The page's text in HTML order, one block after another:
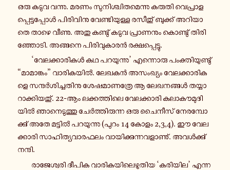
ഒരു കടുവ വന്നു. മരണം സു​നി​ശ്ചി​ത​മെ​ന്നു കരുതി വെ​പ്രാ​ള​
പ്പെ​ട്ട​പ്പോൾ പി​രി​വി​നു വേ​ണ്ടി​യു​ള്ള രസീ​തു് ബു​ക്ക് അറി​യാ​
തെ താഴെ വീണു. അതു കണ്ടു് കടുവ പ്രാ​ണ​നും കൊ​ണ്ടു് തി​രി​
ഞ്ഞോ​ടി. അങ്ങ​നെ പി​രി​വു​കാ​രൻ രക്ഷ​പ്പെ​ട്ടു.
‘വേ​ല​ക്കാ​രി​കൾ കഥ പറ​യു​ന്നു’ എന്നൊ​രു പം​ക്തി​യു​ണ്ടു്
“മാ​മാ​ങ്കം” വാ​രി​ക​യിൽ. ലേഖകൻ അസം​ഖ്യം വേ​ല​ക്കാ​രി​ക​
ളെ സന്ദർ​ശി​ച്ച​തി​നു ശേ​ഷ​മാ​ണ​ത്രേ ആ ലേ​ഖ​ന​ങ്ങൾ തയ്യാ​
റാ​ക്കി​യ​തു്. 22-ആം ലക്ക​ത്തി​ലെ വേ​ല​ക്കാ​രി കലാ​കൗ​മു​ദി​
യിൽ ഞാ​നെ​ടു​ത്തു ചേർ​ത്തി​രു​ന്ന ഒരു ചൈ​നീ​സ് നേ​ര​മ്പോ​
ക്കു് അതേ മട്ടിൽ പറ​യു​ന്നു (പുറം 14 കോളം 2,3,4). ഈ വേ​ല​
ക്കാ​രി സാ​ഹി​ത്യ​വാ​ര​ഫ​ലം വാ​യി​ക്കു​ന്ന​വ​ളാ​ണു്. അവൾ​ക്കു്
നന്ദി.
രാ​ജേ​ശ്വ​രി ദീപിക വാ​രി​ക​യി​ലെ​ഴു​തിയ ‘കരി​യില’ എന്ന